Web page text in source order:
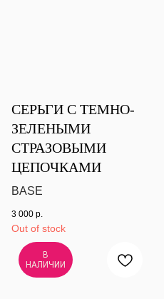
СЕРЬГИ С ТЕМНО-
ЗЕЛЕНЫМИ
СТРАЗОВЫМИ
ЦЕПОЧКАМИ
BASE
3 000 р.
Out of stock
В
НАЛИЧИИ